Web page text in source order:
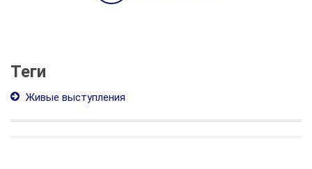
Теги
Живые выступления